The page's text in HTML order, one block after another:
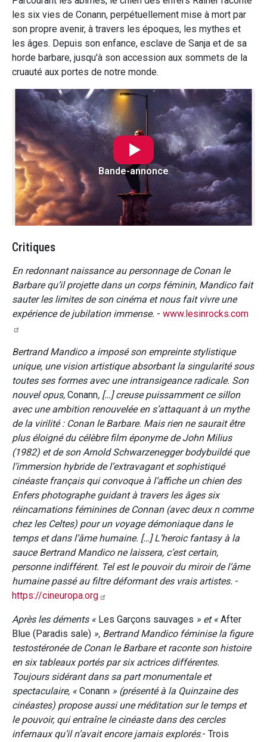
les six vies de Conann, perpétuellement mise à mort par
son propre avenir, à travers les époques, les mythes et
les âges. Depuis son enfance, esclave de Sanja et de sa
horde barbare, jusqu'à son accession aux sommets de la
cruauté aux portes de notre monde.
Bande-annonce
Critiques
En redonnant naissance au personnage de Conan le
Barbare qu’il projette dans un corps féminin, Mandico fait
sauter les limites de son cinéma et nous fait vivre une
expérience de jubilation immense. - www.lesinrocks.com
Bertrand Mandico a imposé son empreinte stylistique
unique, une vision artistique absorbant la singularité sous
toutes ses formes avec une intransigeance radicale. Son
nouvel opus, Conann, […] creuse puissamment ce sillon
avec une ambition renouvelée en s’attaquant à un mythe
de la virilité : Conan le Barbare. Mais rien ne saurait être
plus éloigné du célèbre film éponyme de John Milius
(1982) et de son Arnold Schwarzenegger bodybuildé que
l’immersion hybride de l’extravagant et sophistiqué
cinéaste français qui convoque à l’affiche un chien des
Enfers photographe guidant à travers les âges six
réincarnations féminines de Connan (avec deux n comme
chez les Celtes) pour un voyage démoniaque dans le
temps et dans l’âme humaine. […] L’heroic fantasy à la
sauce Bertrand Mandico ne laissera, c’est certain,
personne indifférent. Tel est le pouvoir du miroir de l’âme
humaine passé au filtre déformant des vrais artistes. -
https://cineuropa.org
Après les déments « Les Garçons sauvages » et «After
Blue (Paradis sale) », Bertrand Mandico féminise la figure
testostéronée de Conan le Barbare et raconte son histoire
en six tableaux portés par six actrices différentes.
Toujours sidérant dans sa part monumentale et
spectaculaire, «Conann » (présenté à la Quinzaine des
cinéastes) propose aussi une méditation sur le temps et
le pouvoir, qui entraîne le cinéaste dans des cercles
infernaux qu’il n’avait encore jamais explorés.- Trois